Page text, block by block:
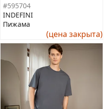
#595704
INDEFINI
Пижама
(цена закрыта)